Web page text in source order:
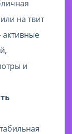
на твит
и